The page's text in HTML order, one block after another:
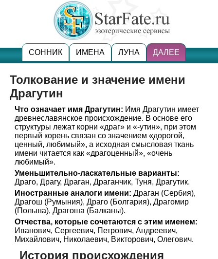
СОННИК ИМЕНА ЛУНА ДАЛЕЕ
Толкование и значение имени
Драгутин
Что означает имя Драгутин: Имя Драгутин имеет
древнеславянское происхождение. В основе его
структуры лежат корни «драг» и «-утин», при этом
первый корень связан со значением «дорогой,
ценный, любимый», а исходная смысловая ткань
имени читается как «драгоценный», «очень
любимый».
Уменьшительно-ласкательные варианты:
Драго, Драгу, Драган, Драганчик, Туня, Драгутик.
Иностранные аналоги имени: Драган (Сербия),
Драгош (Румыния), Драго (Болгария), Драгомир
(Польша), Драгоша (Балканы).
Отчества, которые сочетаются с этим именем:
Иванович, Сергеевич, Петрович, Андреевич,
Михайлович, Николаевич, Викторович, Олегович.
История происхождения